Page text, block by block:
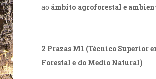
ao ámbito agroforestal e
2 Prazas M1 (Técnico Superior
Forestal e do Medio Natural)